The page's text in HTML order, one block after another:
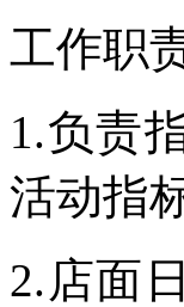
工作职
1.负责
活动指
2.店面